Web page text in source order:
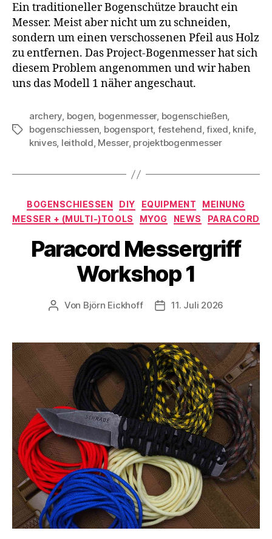
Ein traditioneller Bogenschütze braucht ein
Messer. Meist aber nicht um zu schneiden,
sondern um einen verschossenen Pfeil aus Holz
zu entfernen. Das Project-Bogenmesser hat sich
diesem Problem angenommen und wir haben
uns das Modell 1 näher angeschaut.
Schlagwörter
archery, bogen, bogenmesser, bogenschießen,
bogenschiessen, bogensport, festehend,fixed, knife,
knives, leithold, Messer, projektbogenmesser
Kategorien
BOGENSCHIESSEN DIY EQUIPMENT
MEINUNG
MESSER + (MULTI-)TOOLS
MYOG NEWS PARACORD
Paracord Messergriff
Workshop 1
Beitragsautor
Von Björn Eickhoff Veröffentlichungsdatum
11. Juli 2026